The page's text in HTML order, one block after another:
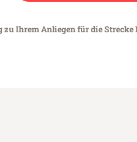
Ihrem Anliegen für die